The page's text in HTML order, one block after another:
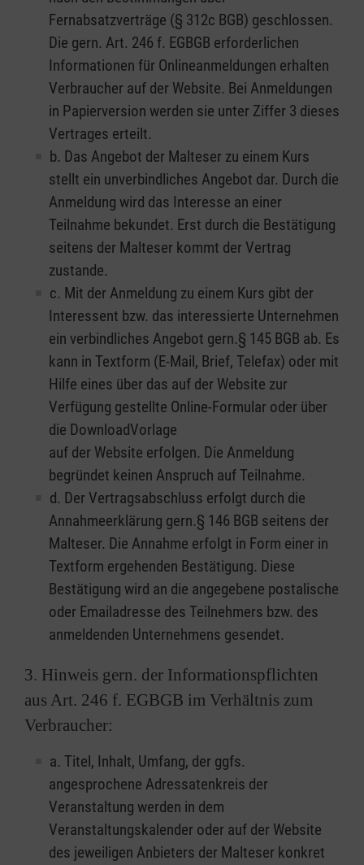
Fernabsatzverträge (§ 312c BGB) geschlossen.
Die gern. Art. 246 f. EGBGB erforderlichen
Informationen für Onlineanmeldungen erhalten
Verbraucher auf der Website. Bei Anmeldungen
in Papierversion werden sie unter Ziffer 3 dieses
Vertrages erteilt.
b. Das Angebot der Malteser zu einem Kurs
stellt ein unverbindliches Angebot dar. Durch die
Anmeldung wird das Interesse an einer
Teilnahme bekundet. Erst durch die Bestätigung
seitens der Malteser kommt der Vertrag
zustande.
c. Mit der Anmeldung zu einem Kurs gibt der
Interessent bzw. das interessierte Unternehmen
ein verbindliches Angebot gern.§ 145 BGB ab. Es
kann in Textform (E-Mail, Brief, Telefax) oder mit
Hilfe eines über das auf der Website zur
Verfügung gestellte Online-Formular oder über
die DownloadVorlage
auf der Website erfolgen. Die Anmeldung
begründet keinen Anspruch auf Teilnahme.
d. Der Vertragsabschluss erfolgt durch die
Annahmeerklärung gern.§ 146 BGB seitens der
Malteser. Die Annahme erfolgt in Form einer in
Textform ergehenden Bestätigung. Diese
Bestätigung wird an die angegebene postalische
oder Emailadresse des Teilnehmers bzw. des
anmeldenden Unternehmens gesendet.
3. Hinweis gern. der Informationspflichten
aus Art. 246 f. EGBGB im Verhältnis zum
Verbraucher:
a. Titel, Inhalt, Umfang, der ggfs.
angesprochene Adressatenkreis der
Veranstaltung werden in dem
Veranstaltungskalender oder auf der Website
des jeweiligen Anbieters der Malteser konkret